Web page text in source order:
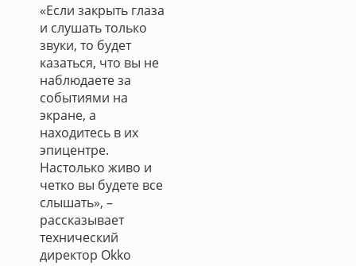
«Если закрыть глаза
и слушать только
звуки, то будет
казаться, что вы не
наблюдаете за
событиями на
экране, а
находитесь в их
эпицентре.
Настолько живо и
четко вы будете все
слышать», –
рассказывает
технический
директор Okko